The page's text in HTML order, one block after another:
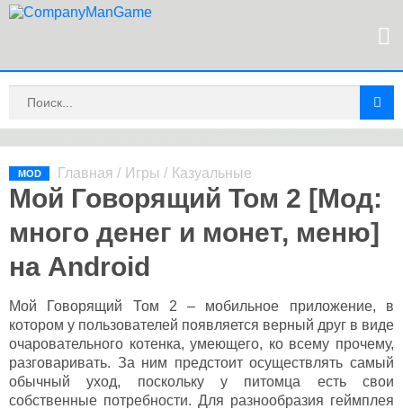
MOD Главная / Игры / Казуальные
Мой Говорящий Том 2 [Мод:
много денег и монет, меню]
на Android
Мой Говорящий Том 2 – мобильное приложение, в
котором у пользователей появляется верный друг в виде
очаровательного котенка, умеющего, ко всему прочему,
разговаривать. За ним предстоит осуществлять самый
обычный уход, поскольку у питомца есть свои
собственные потребности. Для разнообразия геймплея